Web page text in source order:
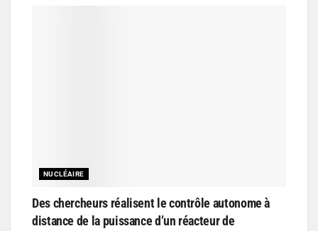
NUCLÉAIRE
Des chercheurs réalisent le contrôle autonome à
distance de la puissance d’un réacteur de